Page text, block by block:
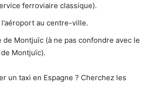
ferroviaire classique).
au centre-ville.
de Montjuïc (à ne pas confondre avec le
Montjuïc).
un taxi en Espagne ? Cherchez les